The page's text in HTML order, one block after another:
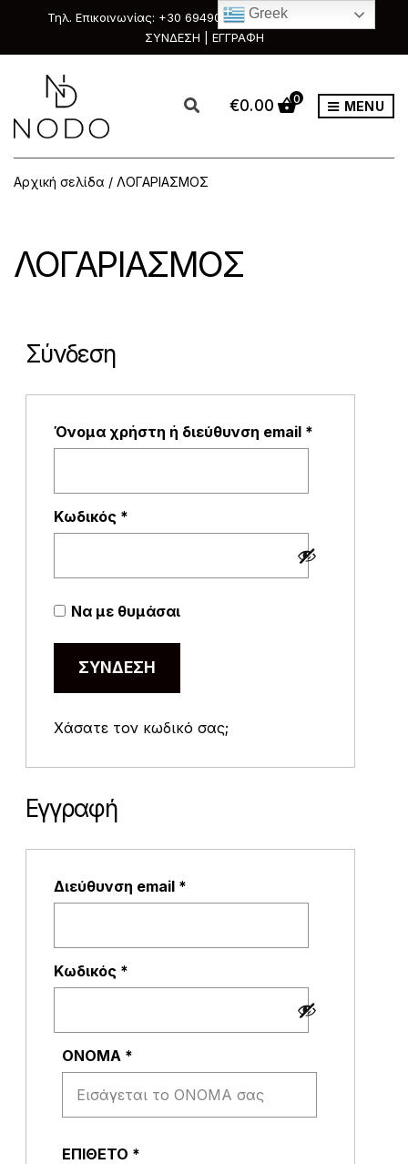
Τηλ. Επικοινωνίας: +30 6949088111 & +30 2351033303
ΣΥΝΔΕΣΗ | ΕΓΓΡΑΦΗ
€0.00 0 MENU
Αρχική σελίδα / ΛΟΓΑΡΙΑΣΜΟΣ
ΛΟΓΑΡΙΑΣΜΟΣ
Σύνδεση
Όνομα χρήστη ή διεύθυνση email *Απαιτείται
Κωδικός *Απαιτείται
Να με θυμάσαι
ΣΎΝΔΕΣΗ
Χάσατε τον κωδικό σας;
Εγγραφή
Διεύθυνση email *Απαιτείται
Κωδικός *Απαιτείται
ΟΝΟΜΑ *
ΕΠΙΘΕΤΟ *
Greek